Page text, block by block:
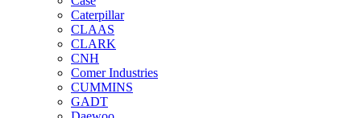
Caterpillar
CLAAS
CLARK
CNH
Comer Industries
CUMMINS
GADT